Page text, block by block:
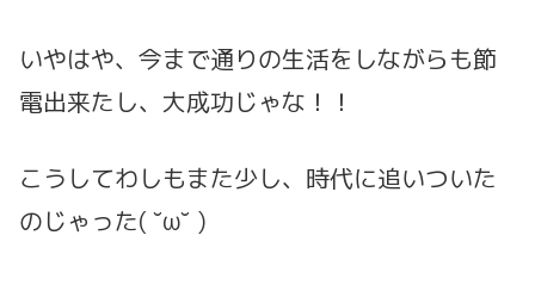
いやはや、今まで通りの生活をしながらも節
電出来たし、大成功じゃな！！
こうしてわしもまた少し、時代に追いついた
のじゃった( ˘ω˘ )